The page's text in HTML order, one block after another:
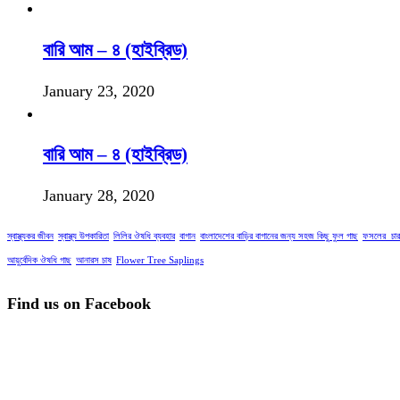
বারি আম – ৪ (হাইব্রিড)
January 23, 2020
বারি আম – ৪ (হাইব্রিড)
January 28, 2020
স্বাস্থ্যকর জীবন স্বাস্থ্য উপকারিতা লিলির ঔষধি ব্যবহার বাগান বাংলাদেশের বাড়ির বাগানের জন্য সহজ কিছু ফুল গাছ
আয়ুর্বেদিক ঔষধি গাছ আনারস চাষ Flower Tree Saplings
Find us on Facebook